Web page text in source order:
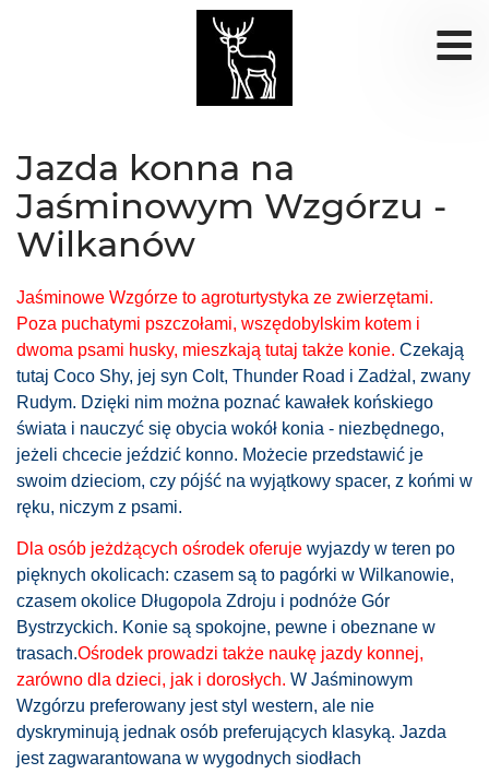
Jazda konna na
Jaśminowym Wzgórzu -
Wilkanów
Jaśminowe Wzgórze to agroturtystyka ze zwierzętami.
Poza puchatymi pszczołami, wszędobylskim kotem i
dwoma psami husky, mieszkają tutaj także konie. Czekają
tutaj Coco Shy, jej syn Colt, Thunder Road i Zadżal, zwany
Rudym. Dzięki nim można poznać kawałek końskiego
świata i nauczyć się obycia wokół konia - niezbędnego,
jeżeli chcecie jeździć konno. Możecie przedstawić je
swoim dzieciom, czy pójść na wyjątkowy spacer, z końmi w
ręku, niczym z psami.
Dla osób jeżdżących ośrodek oferuje wyjazdy w teren po
pięknych okolicach: czasem są to pagórki w Wilkanowie,
czasem okolice Długopola Zdroju i podnóże Gór
Bystrzyckich. Konie są spokojne, pewne i obeznane w
trasach.Ośrodek prowadzi także naukę jazdy konnej,
zarówno dla dzieci, jak i dorosłych. W Jaśminowym
Wzgórzu preferowany jest styl western, ale nie
dyskryminują jednak osób preferujących klasyką. Jazda
jest zagwarantowana w wygodnych siodłach